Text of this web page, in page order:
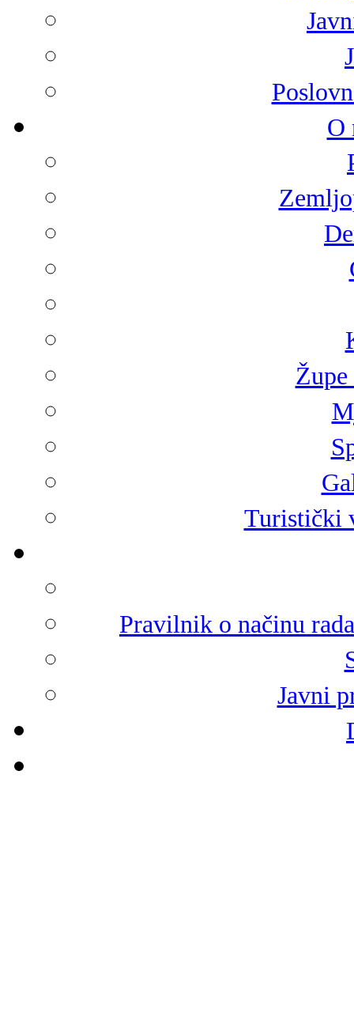
O
Turistički
Pravilnik o načinu
Javni